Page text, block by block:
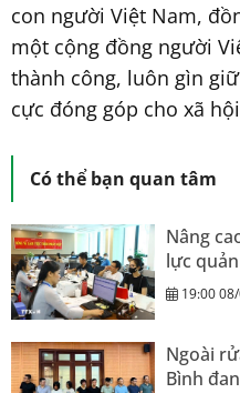
con người Việt Nam,
một cộng đồng người
thành công, luôn gìn
cực đóng góp cho xã
Có thể bạn quan tâm
Nâng
lực
19:00
Ngoài
Bình